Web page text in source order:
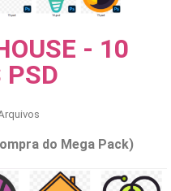
- 10
PSD
do Mega Pack)